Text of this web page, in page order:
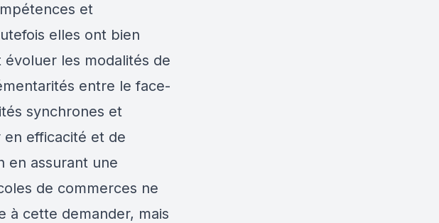
et
elles ont bien
les modalités de
entre le face-
synchrones et
efficacité et de
en assurant une
de commerces ne
à cette demander, mais